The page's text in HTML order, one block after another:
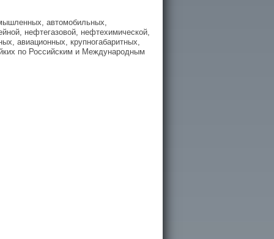
автомобильных,
нефтегазовой, нефтехимической,
авиационных, крупногабаритных,
по Российским и Международным